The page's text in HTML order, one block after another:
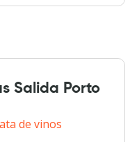
Salida Porto
de vinos